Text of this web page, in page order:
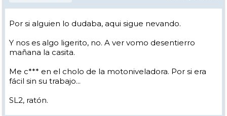
Por si alguien lo dudaba, aqui sigue nevando.
Y nos es algo ligerito, no. A ver vomo desentierro
mañana la casita.
Me c*** en el cholo de la motoniveladora. Por si era
fácil sin su trabajo...
SL2, ratón.